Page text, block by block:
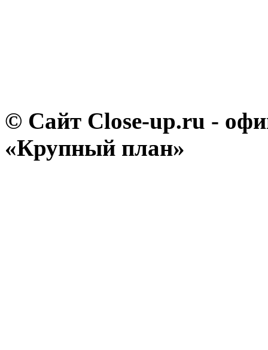
© Сайт Close-up.ru -
«Крупный план»